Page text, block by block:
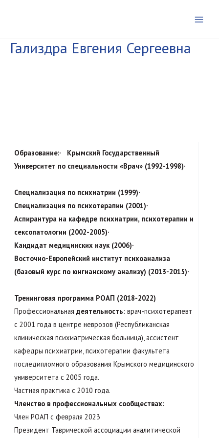
Гализдра Евгения Сергеевна
Образование:· Крымский Государственный
Университет по специальности «Врач» (1992-1998)·
Специализация по психиатрии (1999)·
Специализация по психотерапии (2001)·
Аспирантура на кафедре психиатрии, психотерапии и
сексопатологии (2002-2005)·
Кандидат медицинских наук (2006)·
Восточно-Европейский институт психоанализа
(базовый курс по юнгианскому анализу) (2013-2015)·
Тренинговая программа РОАП (2018-2022)
Профессиональная деятельность: врач-психотерапевт
с 2001 года в центре неврозов (Республиканская
клиническая психиатрическая больница), ассистент
кафедры психиатрии, психотерапии факультета
последипломного образования Крымского медицинского
университета с 2005 года.
Частная практика с 2010 года.
Членство в профессиональных сообществах:
Член РОАП с февраля 2023
Президент Таврической ассоциации аналитической